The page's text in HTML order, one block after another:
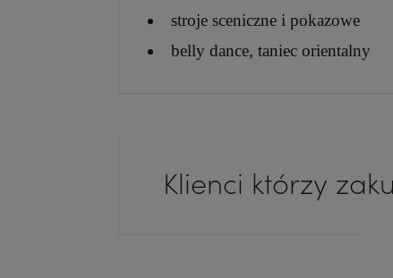
stroje sceniczne i pokazowe
belly dance, taniec orientalny
Klienci którzy